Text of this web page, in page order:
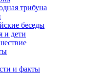
трибуна
беседы
и дети
и факты